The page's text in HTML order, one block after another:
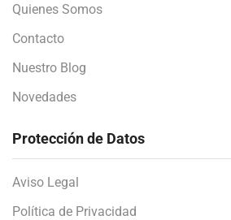
Quienes Somos
Contacto
Nuestro Blog
Novedades
Protección de Datos
Aviso Legal
Política de Privacidad